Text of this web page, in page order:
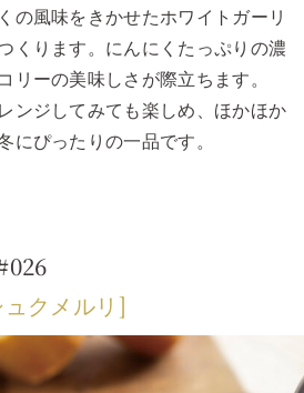
の風味をきかせたホワイトガーリ
くります。にんにくたっぷりの濃
リーの美味しさが際立ちます。
ンジしてみても楽しめ、ほかほか
ぴったりの一品です。
クメルリ]